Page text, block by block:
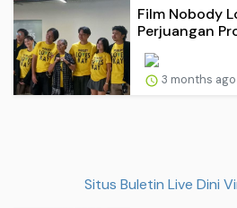
Film Nobody
Perjuangan
3 months ago
Situs Buletin Live Dini